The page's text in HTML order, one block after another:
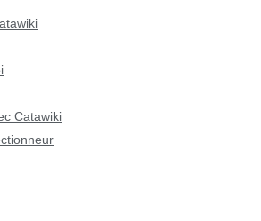
Catawiki